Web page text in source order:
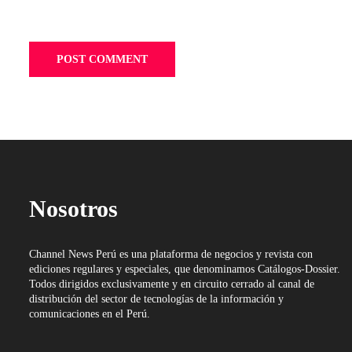
Nosotros
Channel News Perú es una plataforma de negocios y revista con
ediciones regulares y especiales, que denominamos Catálogos-Dossier.
Todos dirigidos exclusivamente y en circuito cerrado al canal de
distribución del sector de tecnologías de la información y
comunicaciones en el Perú.